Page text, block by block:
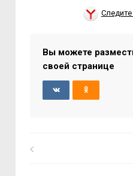
Вы можете
своей странице